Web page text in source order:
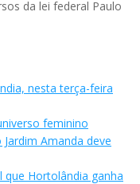
da lei federal Paulo
nesta terça-feira
feminino
Amanda deve
Hortolândia ganha